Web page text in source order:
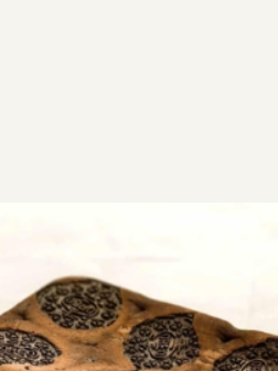
Κέικ σοκολάτας
Κέικ σοκολάτας υγρό.
σας.